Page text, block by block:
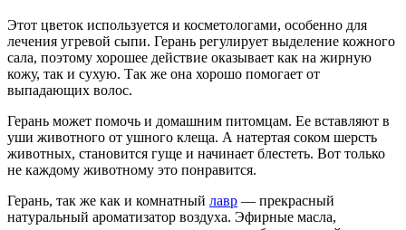
Этот цветок используется и косметологами, особенно для
лечения угревой сыпи. Герань регулирует выделение кожного
сала, поэтому хорошее действие оказывает как на жирную
кожу, так и сухую. Так же она хорошо помогает от
выпадающих волос.
Герань может помочь и домашним питомцам. Ее вставляют в
уши животного от ушного клеща. А натертая соком шерсть
животных, становится гуще и начинает блестеть. Вот только
не каждому животному это понравится.
Герань, так же как и комнатный лавр — прекрасный
натуральный ароматизатор воздуха. Эфирные масла,